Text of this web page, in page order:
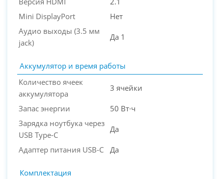
Mini DisplayPort
Нет
Аудио выходы (3.5 мм
jack)
Да 1
Аккумулятор и время работы
Количество ячеек
аккумулятора
3 ячейки
Запас энергии
50 Вт·ч
Зарядка ноутбука через
USB Type-C
Да
Адаптер питания USB-C Да
Комплектация